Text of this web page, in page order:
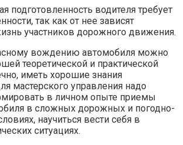
подготовленность водителя требует
так как от нее зависят
участников дорожного движения.
вождению автомобиля можно
теоретической и практической
иметь хорошие знания
мастерского управления надо
в личном опыте приемы
в сложных дорожных и погодно-
научиться вести себя в
ситуациях.